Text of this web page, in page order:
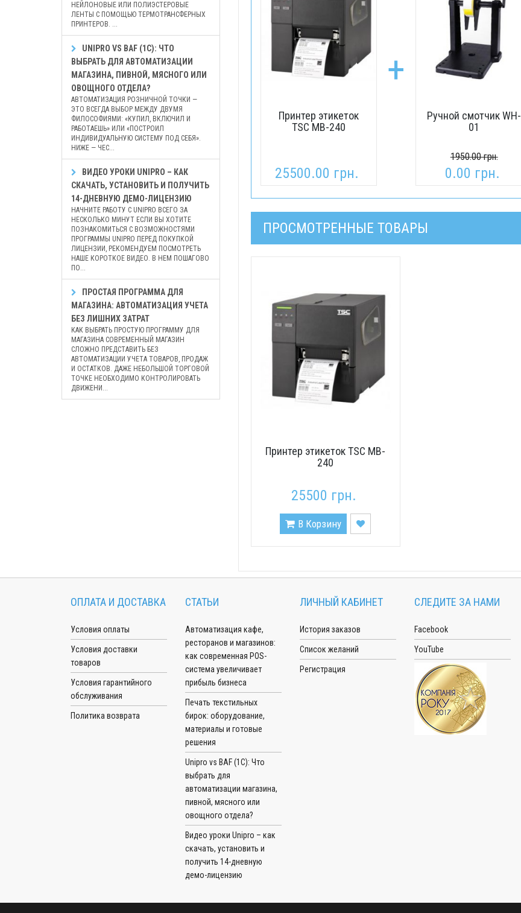
Принтер этикеток
TSC MB-240
25500.00 грн.
+
Ручной смотчик WH-
01
1950.00 грн.
0.00 грн.
ПРОСМОТРЕННЫЕ ТОВАРЫ
Принтер этикеток TSC MB-
240
25500 грн.
В Корзину
НЕЙЛОНОВЫЕ ИЛИ ПОЛИЭСТЕРОВЫЕ
ЛЕНТЫ С ПОМОЩЬЮ ТЕРМОТРАНСФЕРНЫХ
ПРИНТЕРОВ. ...
UNIPRO VS BAF (1С): ЧТО
ВЫБРАТЬ ДЛЯ АВТОМАТИЗАЦИИ
МАГАЗИНА, ПИВНОЙ, МЯСНОГО ИЛИ
ОВОЩНОГО ОТДЕЛА?
АВТОМАТИЗАЦИЯ РОЗНИЧНОЙ ТОЧКИ —
ЭТО ВСЕГДА ВЫБОР МЕЖДУ ДВУМЯ
ФИЛОСОФИЯМИ: «КУПИЛ, ВКЛЮЧИЛ И
РАБОТАЕШЬ» ИЛИ «ПОСТРОИЛ
ИНДИВИДУАЛЬНУЮ СИСТЕМУ ПОД СЕБЯ».
НИЖЕ — ЧЕС...
ВИДЕО УРОКИ UNIPRO – КАК
СКАЧАТЬ, УСТАНОВИТЬ И ПОЛУЧИТЬ
14-ДНЕВНУЮ ДЕМО-ЛИЦЕНЗИЮ
НАЧНИТЕ РАБОТУ С UNIPRO ВСЕГО ЗА
НЕСКОЛЬКО МИНУТ ЕСЛИ ВЫ ХОТИТЕ
ПОЗНАКОМИТЬСЯ С ВОЗМОЖНОСТЯМИ
ПРОГРАММЫ UNIPRO ПЕРЕД ПОКУПКОЙ
ЛИЦЕНЗИИ, РЕКОМЕНДУЕМ ПОСМОТРЕТЬ
НАШЕ КОРОТКОЕ ВИДЕО. В НЕМ ПОШАГОВО
ПО...
ПРОСТАЯ ПРОГРАММА ДЛЯ
МАГАЗИНА: АВТОМАТИЗАЦИЯ УЧЕТА
БЕЗ ЛИШНИХ ЗАТРАТ
КАК ВЫБРАТЬ ПРОСТУЮ ПРОГРАММУ ДЛЯ
МАГАЗИНА СОВРЕМЕННЫЙ МАГАЗИН
СЛОЖНО ПРЕДСТАВИТЬ БЕЗ
АВТОМАТИЗАЦИИ УЧЕТА ТОВАРОВ, ПРОДАЖ
И ОСТАТКОВ. ДАЖЕ НЕБОЛЬШОЙ ТОРГОВОЙ
ТОЧКЕ НЕОБХОДИМО КОНТРОЛИРОВАТЬ
ДВИЖЕНИ...
ОПЛАТА И ДОСТАВКА
Условия оплаты
Условия доставки
товаров
Условия гарантийного
обслуживания
Политика возврата
СТАТЬИ
Автоматизация кафе,
ресторанов и магазинов:
как современная POS-
система увеличивает
прибыль бизнеса
Печать текстильных
бирок: оборудование,
материалы и готовые
решения
Unipro vs BAF (1С): Что
выбрать для
автоматизации магазина,
пивной, мясного или
овощного отдела?
Видео уроки Unipro – как
скачать, установить и
получить 14-дневную
демо-лицензию
ЛИЧНЫЙ КАБИНЕТ
История заказов
Список желаний
Регистрация
СЛЕДИТЕ ЗА НАМИ
Facebook
YouTube